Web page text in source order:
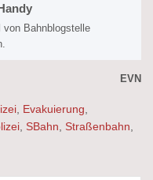
Bahnblogstelle
EVN
Evakuierung
SBahn Straßenbahn